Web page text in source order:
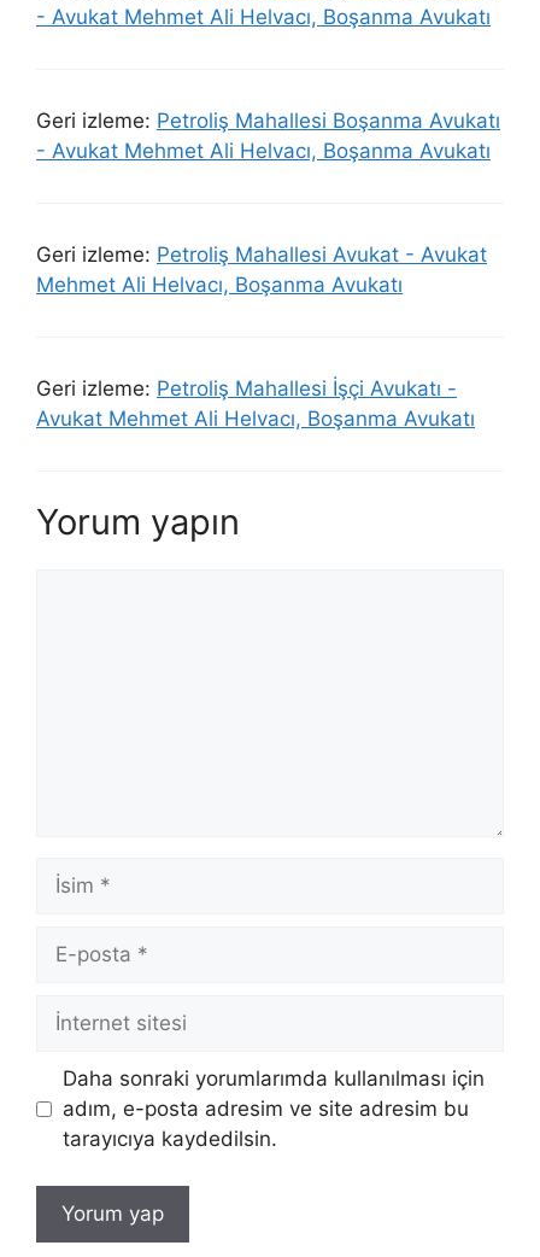
- Avukat Mehmet Ali Helvacı, Boşanma Avukatı
Geri izleme: Petroliş Mahallesi Boşanma Avukatı
- Avukat Mehmet Ali Helvacı, Boşanma Avukatı
Geri izleme: Petroliş Mahallesi Avukat - Avukat
Mehmet Ali Helvacı, Boşanma Avukatı
Geri izleme: Petroliş Mahallesi İşçi Avukatı -
Avukat Mehmet Ali Helvacı, Boşanma Avukatı
Yorum yapın
İsim
posta
İnternet
Daha sonraki yorumlarımda kullanılması için
adım, e-posta adresim ve site adresim bu
tarayıcıya kaydedilsin.